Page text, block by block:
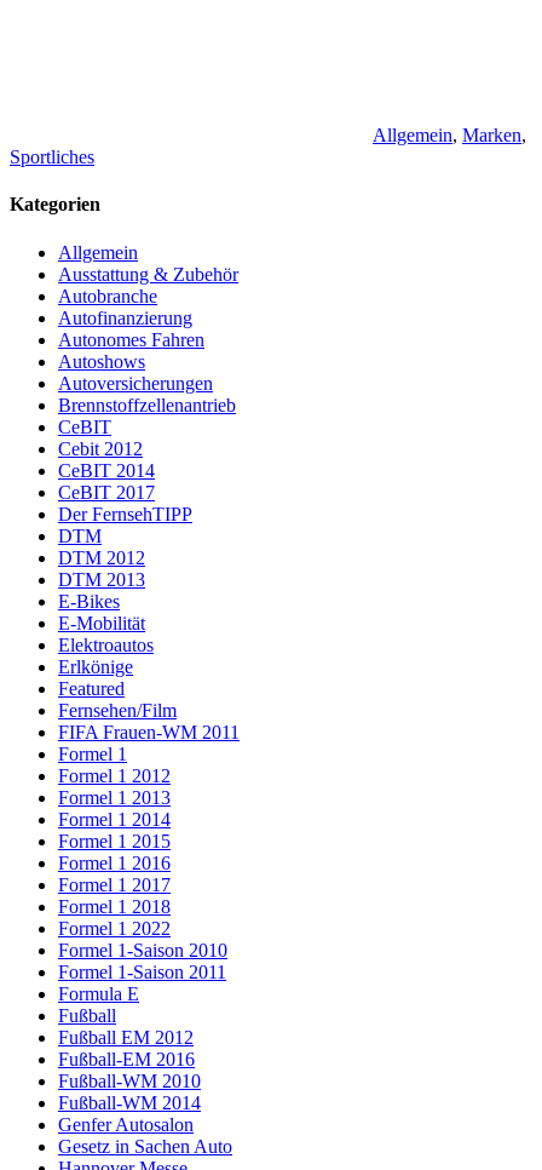
Allgemein, Marken,
Sportliches
Kategorien
Allgemein
Ausstattung & Zubehör
Autobranche
Autofinanzierung
Autonomes Fahren
Autoshows
Autoversicherungen
Brennstoffzellenantrieb
CeBIT
Cebit 2012
CeBIT 2014
CeBIT 2017
Der FernsehTIPP
DTM
DTM 2012
DTM 2013
E-Bikes
E-Mobilität
Elektroautos
Erlkönige
Featured
Fernsehen/Film
FIFA Frauen-WM 2011
Formel 1
Formel 1 2012
Formel 1 2013
Formel 1 2014
Formel 1 2015
Formel 1 2016
Formel 1 2017
Formel 1 2018
Formel 1 2022
Formel 1-Saison 2010
Formel 1-Saison 2011
Formula E
Fußball
Fußball EM 2012
Fußball-EM 2016
Fußball-WM 2010
Fußball-WM 2014
Genfer Autosalon
Gesetz in Sachen Auto